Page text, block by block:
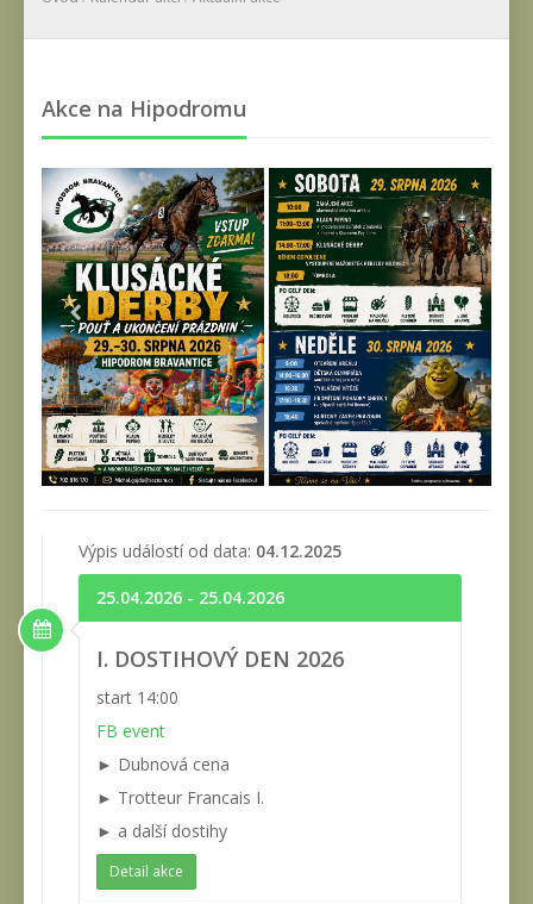
Akce na Hipodromu
Výpis událostí od data: 04.12.2025
25.04.2026 - 25.04.2026
I. DOSTIHOVÝ DEN 2026
start 14:00
FB event
► Dubnová cena
► Trotteur Francais I.
► a další dostihy
Detail akce